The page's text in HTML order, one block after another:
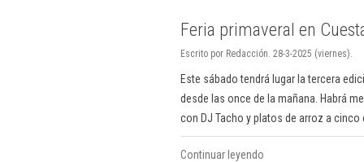
Feria primaveral en
Escrito por Redacción. 28-3-2025 (viernes).
Este sábado tendrá lugar la tercera
desde las once de la mañana. Habrá
con DJ Tacho y platos de arroz a
Continuar leyendo